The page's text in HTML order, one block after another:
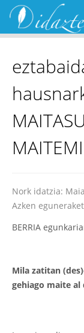
Nork idatzia:
Azken
BERRIA
Mila zatitan
gehiago maite al